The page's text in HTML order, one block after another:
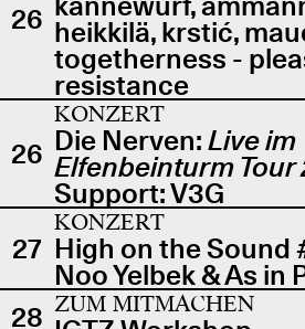
26 heikkilä, krstić,
togetherness -
resistance
26
KONZERT
Die Nerven:Live im
Elfenbeinturm Tour
Support: V3G
27
KONZERT
High on the Sound
Noo Yelbek & As in
28 ZUM MITMACHEN